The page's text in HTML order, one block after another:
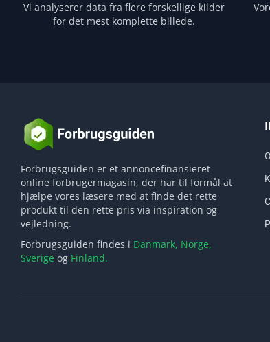
Vi analyserer data fra flere forskellige kilder
for det mest komplette billede.
Forbrugsguiden er et annoncefinansieret
online forbrugermagasin, der har til formål at
hjælpe vores læsere med at finde det rette
produkt til den rette pris via inspiration og
vejledning.
Forbrugsguiden findes i Danmark, Norge,
Sverige og Finland.